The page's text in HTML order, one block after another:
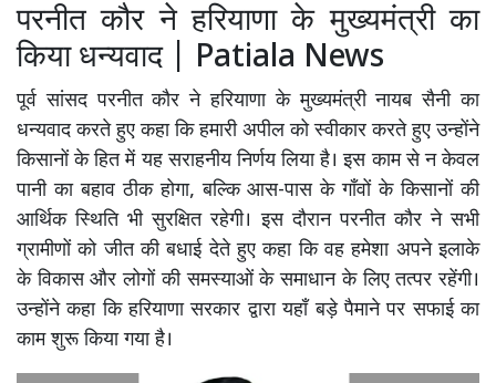
परनीत कौर ने हरियाणा के मुख्यमंत्री का
किया धन्यवाद | Patiala News
पूर्व सांसद परनीत कौर ने हरियाणा के मुख्यमंत्री नायब सैनी का
धन्यवाद करते हुए कहा कि हमारी अपील को स्वीकार करते हुए उन्होंने
किसानों के हित में यह सराहनीय निर्णय लिया है। इस काम से न केवल
पानी का बहाव ठीक होगा, बल्कि आस-पास के गाँवों के किसानों की
आर्थिक स्थिति भी सुरक्षित रहेगी। इस दौरान परनीत कौर ने सभी
ग्रामीणों को जीत की बधाई देते हुए कहा कि वह हमेशा अपने इलाके
के विकास और लोगों की समस्याओं के समाधान के लिए तत्पर रहेंगी।
उन्होंने कहा कि हरियाणा सरकार द्वारा यहाँ बड़े पैमाने पर सफाई का
काम शुरू किया गया है।